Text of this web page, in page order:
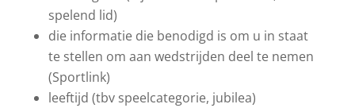
spelend lid)
die informatie die benodigd is om u in staat
te stellen om aan wedstrijden deel te nemen
(Sportlink)
leeftijd (tbv speelcategorie, jubilea)